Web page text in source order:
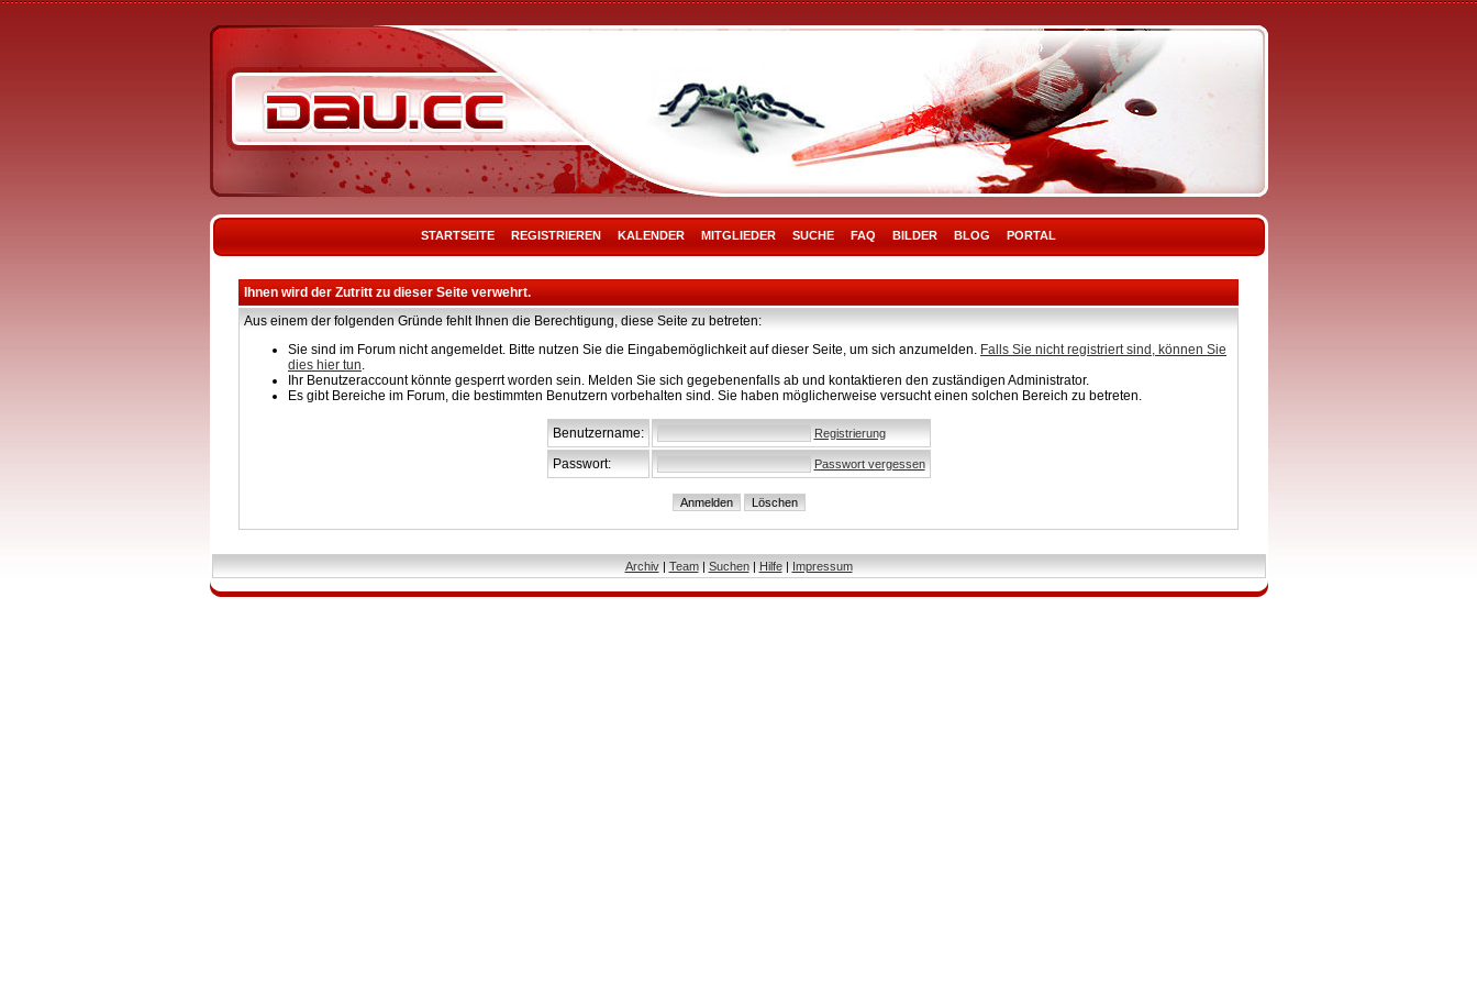
STARTSEITE REGISTRIEREN KALENDER MITGLIEDER SUCHE FAQ BILDER BLOG PORTAL
Ihnen wird der Zutritt zu dieser Seite verwehrt.
Aus einem der folgenden Gründe fehlt Ihnen die Berechtigung, diese Seite zu betreten:
Sie sind im Forum nicht angemeldet. Bitte nutzen Sie die Eingabemöglichkeit auf dieser Seite, um sich anzumelden. Falls Sie nicht registriert sind, können Sie
dies hier tun.
Ihr Benutzeraccount könnte gesperrt worden sein. Melden Sie sich gegebenenfalls ab und kontaktieren den zuständigen Administrator.
Es gibt Bereiche im Forum, die bestimmten Benutzern vorbehalten sind. Sie haben möglicherweise versucht einen solchen Bereich zu betreten.
Benutzername: Registrierung
Passwort: Passwort vergessen
Archiv| Team| Suchen| Hilfe| Impressum